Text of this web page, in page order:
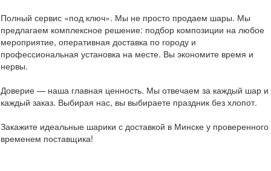
Полный сервис «под ключ». Мы не просто продаем шары. Мы
предлагаем комплексное решение: подбор композиции на любое
мероприятие, оперативная доставка по городу и
профессиональная установка на месте. Вы экономите время и
нервы.
Доверие — наша главная ценность. Мы отвечаем за каждый шар и
каждый заказ. Выбирая нас, вы выбираете праздник без хлопот.
Закажите идеальные шарики с доставкой в Минске у проверенного
временем поставщика!